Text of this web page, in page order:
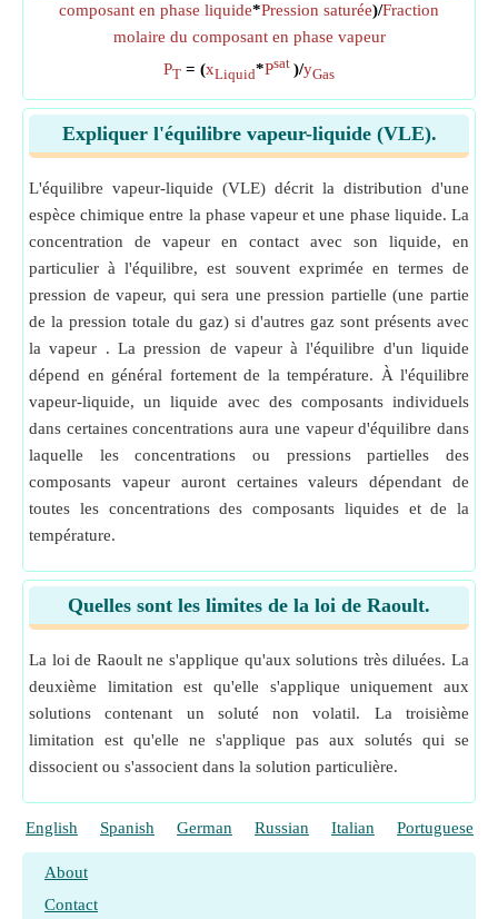
composant en phase liquide*Pression saturée)/Fraction
molaire du composant en phase vapeur
PT = (xLiquid*Psat )/yGas
Expliquer l'équilibre vapeur-liquide (VLE).
L'équilibre vapeur-liquide (VLE) décrit la distribution d'une
espèce chimique entre la phase vapeur et une phase liquide. La
concentration de vapeur en contact avec son liquide, en
particulier à l'équilibre, est souvent exprimée en termes de
pression de vapeur, qui sera une pression partielle (une partie
de la pression totale du gaz) si d'autres gaz sont présents avec
la vapeur . La pression de vapeur à l'équilibre d'un liquide
dépend en général fortement de la température. À l'équilibre
vapeur-liquide, un liquide avec des composants individuels
dans certaines concentrations aura une vapeur d'équilibre dans
laquelle les concentrations ou pressions partielles des
composants vapeur auront certaines valeurs dépendant de
toutes les concentrations des composants liquides et de la
température.
Quelles sont les limites de la loi de Raoult.
La loi de Raoult ne s'applique qu'aux solutions très diluées. La
deuxième limitation est qu'elle s'applique uniquement aux
solutions contenant un soluté non volatil. La troisième
limitation est qu'elle ne s'applique pas aux solutés qui se
dissocient ou s'associent dans la solution particulière.
English Spanish German Russian Italian Portuguese
About
Contact